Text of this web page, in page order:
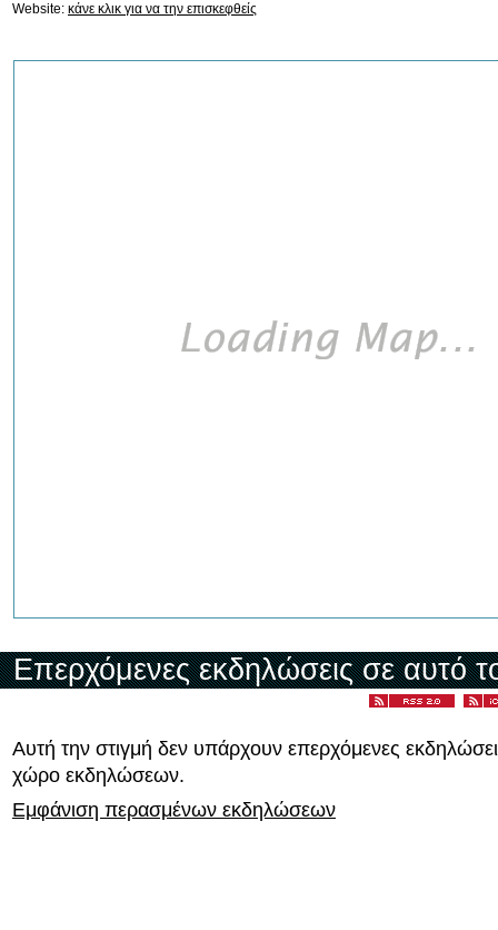
Website: κάνε κλικ για να την επισκεφθείς
Επερχόμενες εκδηλώσεις σε αυτό
Αυτή την στιγμή δεν υπάρχουν επερχόμενες
χώρο εκδηλώσεων.
Εμφάνιση περασμένων εκδηλώσεων